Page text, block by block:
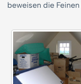
beweisen die